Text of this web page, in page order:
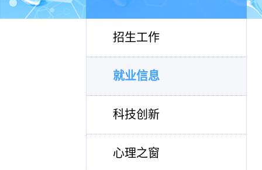
招生工作
就业信息
科技创新
心理之窗